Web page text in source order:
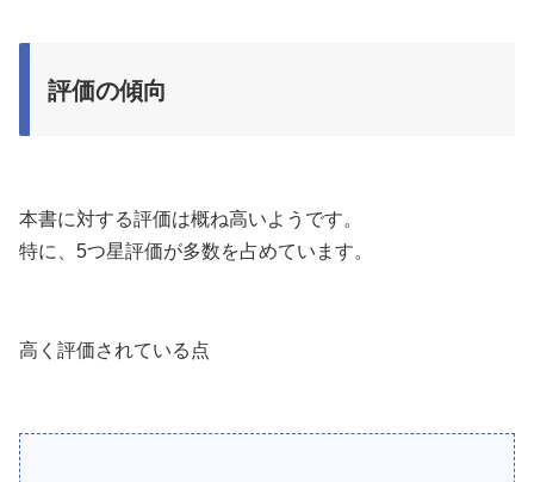
評価の傾向
本書に対する評価は概ね高いようです。
特に、5つ星評価が多数を占めています。
高く評価されている点